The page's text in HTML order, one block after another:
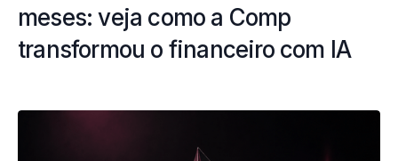
meses: veja como a Comp
transformou o financeiro com IA